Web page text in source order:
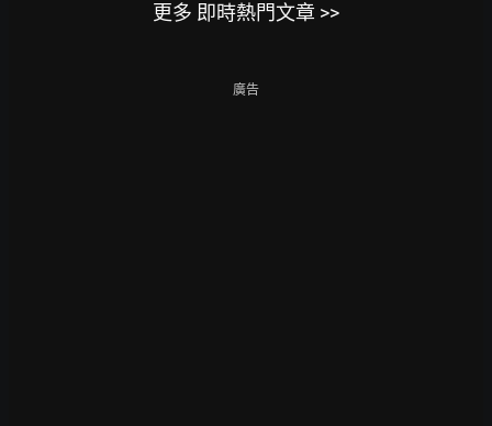
更多 即時熱門文章 >>
廣告